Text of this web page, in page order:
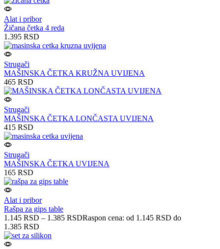
Alat i pribor
Žičana četka 4 reda
1.395 RSD
Strugači
MAŠINSKA ČETKA KRUŽNA UVIJENA
465 RSD
Strugači
MAŠINSKA ČETKA LONČASTA UVIJENA
415 RSD
Strugači
MAŠINSKA ČETKA UVIJENA
165 RSD
Alat i pribor
Rašpa za gips table
1.145 RSD – 1.385 RSDRaspon cena: od 1.145 RSD do
1.385 RSD